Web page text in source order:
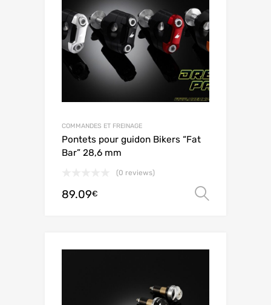
COMMANDES ET FREINAGE
Pontets pour guidon Bikers “Fat
Bar” 28,6 mm
(0 reviews)
89.09€